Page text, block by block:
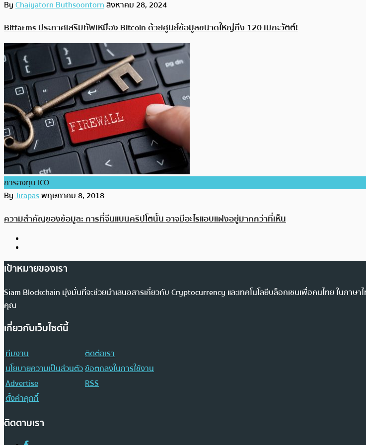
ByChaiyatorn Buthsoontornสิงหาคม 28, 2024
Bitfarms ประกาศเสริมทัพเหมือง Bitcoin ด้วยศูนย์ข้อมูลขนาดใหญ่ถึง 120 เมกะวัตต์!
การลงทุน ICO
ByJirapasพฤษภาคม 8, 2018
ความสำคัญของข้อมูล: การที่จีนแบนคริปโตนั้น อาจมีอะไรแอบแฝงอยู่มากกว่าที่เห็น
เป้าหมายของเรา
Siam Blockchain มุ่งมั่นที่จะช่วยนำเสนอสารเกี่ยวกับ Cryptocurrency และเทคโนโลยีบล็อกเชนเพื่อคนไทย ในภา
คุณ
เกี่ยวกับเว็บไซต์นี้
ทีมงาน
ติดต่อเรา
นโยบายความเป็นส่วนตัวข้อตกลงในการใช้งาน
Advertise
RSS
ตั้งค่าคุกกี้
ติดตามเรา